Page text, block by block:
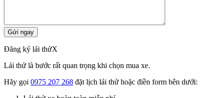
Đăng ký lái thửX
Lái thử là bước rất quan trọng khi chọn mua xe.
Hãy gọi 0975 207 268 đặt lịch lái thử hoặc điền form bên dưới: